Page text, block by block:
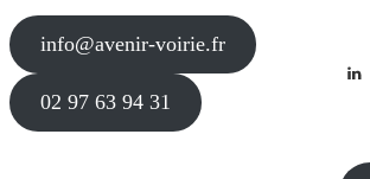
info@avenir-voirie.fr
02 97 63 94 31